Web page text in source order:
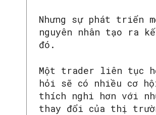
Nhưng sự phát triển
nguyên nhân tạo ra
đó.
Một trader liên tục
hỏi sẽ có nhiều cơ
thích nghi hơn với
thay đổi của thị